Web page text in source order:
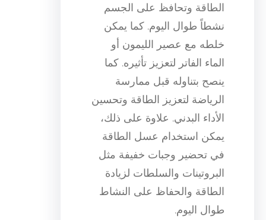
الطاقة وتحافظ على الجسم
نشطاً طوال اليوم. كما يمكن
خلطه مع عصير الليمون أو
الماء الفاتر لتعزيز تأثيره. كما
ينصح بتناوله قبل ممارسة
الرياضة لتعزيز الطاقة وتحسين
الأداء البدني. علاوة على ذلك،
يمكن استخدام عسل الطاقة
في تحضير وجبات خفيفة مثل
البروتينات والسلطات لزيادة
الطاقة والحفاظ على النشاط
طوال اليوم.